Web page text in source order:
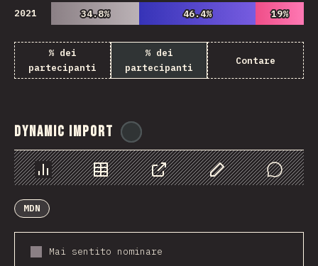
2021 34.8%
34.8% 46.4%
46.4% 19%
19%
% dei
partecipanti
% dei
partecipanti
Contare
Dynamic Import
Grafico Dati CondividerePersonalizza i dati
Comments
MDN
Mai sentito nominare